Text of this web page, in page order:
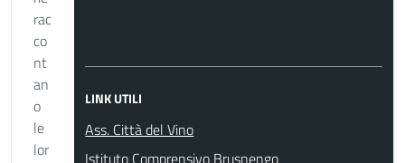
rac
co
nt
an
o
le
lor
LINK UTILI
Ass. Città del Vino
Istituto Comprensivo Brusnengo